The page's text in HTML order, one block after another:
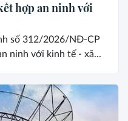
hợp an ninh với
số 312/2026/NĐ-CP
ninh với kinh tế - xã...